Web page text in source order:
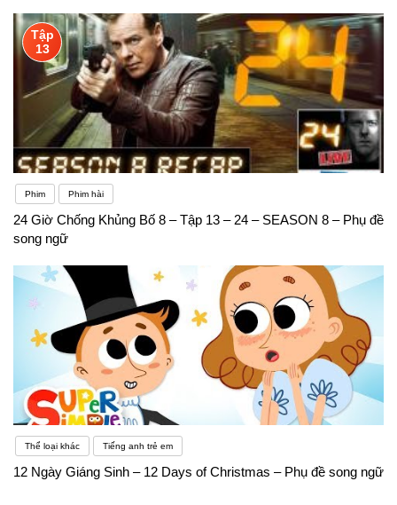
Tập
13
Phim Phim hài
24 Giờ Chống Khủng Bố 8 – Tập 13 – 24 – SEASON 8 – Phụ đề
song ngữ
Thể loại khác Tiếng anh trẻ em
12 Ngày Giáng Sinh – 12 Days of Christmas – Phụ đề song ngữ